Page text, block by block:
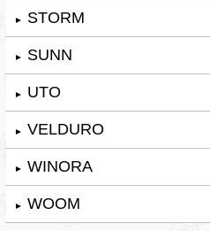
► STORM
► SUNN
► UTO
► VELDURO
► WINORA
► WOOM